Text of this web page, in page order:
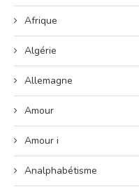
Afrique
Algérie
Allemagne
Amour
Amour i
Analphabétisme